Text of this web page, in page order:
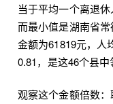
当于平均一个离退休
而最小值是湖南省
金额为61819元，人
0.81，是这46个县中
观察这个金额倍数